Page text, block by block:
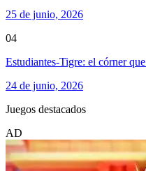
25 de junio, 2026
04
Estudiantes-Tigre: el córner
24 de junio, 2026
Juegos destacados
AD